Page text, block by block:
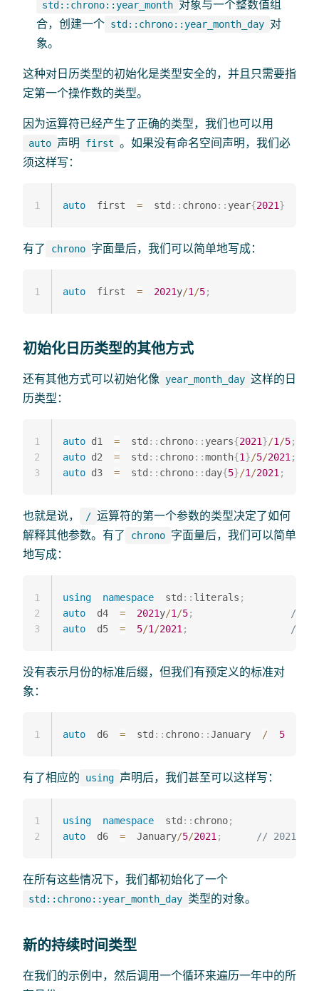
std::chrono::year_month 对象与一个整数值组
合，创建一个 std::chrono::year_month_day 对
象。
这种对日历类型的初始化是类型安全的，并且只需要指
定第一个操作数的类型。
因为运算符已经产生了正确的类型，我们也可以用
auto 声明 first 。如果没有命名空间声明，我们必
须这样写：
auto
  first
=
  std
:: chrono:: year{2021}
1
有了 chrono 字面量后，我们可以简单地写成：
auto
  first
= 2021y/1 /5;
1
初始化日历类型的其他方式
还有其他方式可以初始化像 year_month_day 这样的日
历类型：
auto d1 =
  std
:: chrono:: years{2021}/1/5;
auto d2 =
  std
:: chrono::month{1}/5/2021;
auto d3 =
  std
:: chrono:: day{5}/1/2021;
1
2
3
也就是说， / 运算符的第一个参数的类型决定了如何
解释其他参数。有了
chrono 字面量后，我们可以简单
地写成：
using namespace
  std
:: literals ;
auto
  d4
= 2021y/1/5;
//
auto
  d5
= 5/1/2021; //
1
2
3
没有表示月份的标准后缀，但我们有预定义的标准对
象：
auto
  d6
=
  std
:: chrono::January / 5
1
有了相应的 using 声明后，我们甚至可以这样写：
using namespace
  std
:: chrono;
auto
  d6
=
  January
/5/2021; // 2021年1
1
2
在所有这些情况下，我们都初始化了一个
std::chrono::year_month_day 类型的对象。
新的持续时间类型
在我们的示例中，然后调用一个循环来遍历一年中的所